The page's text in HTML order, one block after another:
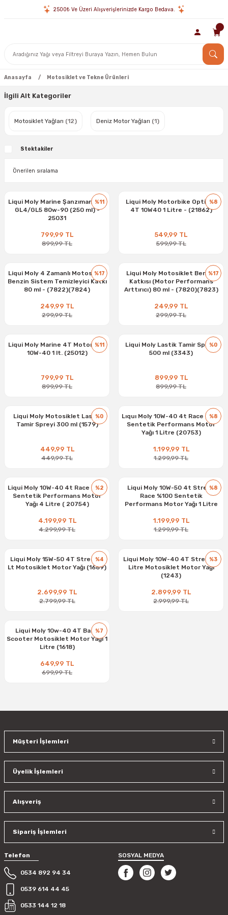
2500₺ Ve Üzeri Alışverişlerinizde Kargo Bedava.
Anasayfa Motosiklet ve Tekne Ürünleri
İlgili Alt Kategoriler
Motosiklet Yağları (12) Deniz Motor Yağları (1)
Stoktakiler
%11
Liqui Moly Marine Şanzıman Yağı
GL4/GL5 80w-90 (250 ml) -
25031
799,99 TL
899,99 TL
%8
Liqui Moly Motorbike Optimal
4T 10W40 1 Litre - (21862)
549,99 TL
599,99 TL
%17
Liqui Moly 4 Zamanlı Motosiklet
Benzin Sistem Temizleyici Katkı
80 ml - (7822)(7824)
249,99 TL
299,99 TL
%17
Liqui Moly Motosiklet Benzin
Katkısı (Motor Performans
Arttırıcı) 80 ml - (7820)(7823)
249,99 TL
299,99 TL
%11
Liqui Moly Marine 4T Motor Yağı
10W-40 1 lt. (25012)
799,99 TL
899,99 TL
%0
Liqui Moly Lastik Tamir Spreyi
500 ml (3343)
899,99 TL
899,99 TL
%0
Liqui Moly Motosiklet Lastik
Tamir Spreyi 300 ml (1579)
449,99 TL
449,99 TL
%8
Lıquı Moly 10W-40 4t Race %100
Sentetik Performans Motor
Yağı 1 Litre (20753)
1.199,99 TL
1.299,99 TL
%2
Liqui Moly 10W-40 4t Race %100
Sentetik Performans Motor
Yağı 4 Litre ( 20754)
4.199,99 TL
4.299,99 TL
%8
Liqui Moly 10W-50 4t Street
Race %100 Sentetik
Performans Motor Yağı 1 Litre
1.199,99 TL
1.299,99 TL
%4
Liqui Moly 15W-50 4T Street 4
Lt Motosiklet Motor Yağı (1689)
2.699,99 TL
2.799,99 TL
%3
Liqui Moly 10W-40 4T Street 4
Litre Motosiklet Motor Yağı
(1243)
2.899,99 TL
2.999,99 TL
%7
Liqui Moly 10w-40 4T Basic
Scooter Motosiklet Motor Yağı 1
Litre (1618)
649,99 TL
699,99 TL
Müşteri İşlemleri
Üyelik İşlemleri
Alışveriş
Sipariş İşlemleri
Telefon
0534 892 94 34
0539 614 44 45
0533 144 12 18
SOSYAL MEDYA